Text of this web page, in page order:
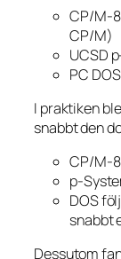
CP/M-
CP/M)
UCSD
PC
I praktiken
snabbt den
CP/M-
p-
DOS
snabbt
Dessutom